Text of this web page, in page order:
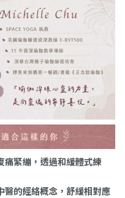
痛緊繃，透過和緩體式練
醫的經絡概念，舒緩相對應